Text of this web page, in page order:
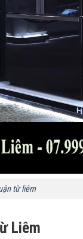
từ liêm
Liêm